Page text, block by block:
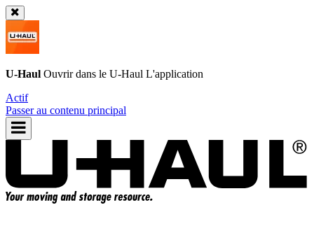
U-Haul Ouvrir dans le U-Haul L'application
Actif
Passer au contenu principal